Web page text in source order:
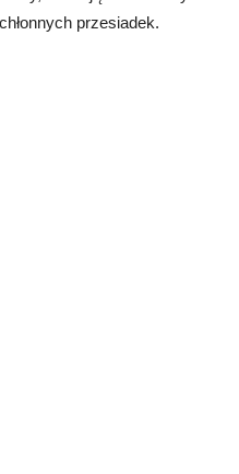
przesiadek.